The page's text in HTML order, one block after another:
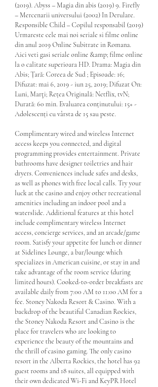
(2019). Abyss – Magia din abis (2019) 9. Firefly
– Mercenarii universului (2002) In Derulare.
Responsible Child – Copilul responsabil (2019)
Urmareste cele mai noi seriale si filme online
din anul 2019 Online Subitrate in Romana.
Aici veti gasi seriale online &amp; filme online
la o calitate superioara HD. Drama: Magia din
Abis; Țară: Coreea de Sud ; Episoade: 16;
Difuzat: mai 6, 2019 - iun 25, 2019; Difuzat On:
Luni, Marţi; Rețea Originală: Netflix, tvN;
Durată: 60 min. Evaluarea conținutului: 15+ -
Adolescenți cu vârsta de 15 sau peste.
Complimentary wired and wireless Internet
access keeps you connected, and digital
programming provides entertainment. Private
bathrooms have designer toiletries and hair
dryers. Conveniences include safes and desks,
as well as phones with free local calls. Try your
luck at the casino and enjoy other recreational
amenities including an indoor pool and a
waterslide. Additional features at this hotel
include complimentary wireless Internet
access, concierge services, and an arcade/game
room. Satisfy your appetite for lunch or dinner
at Sidelines Lounge, a bar/lounge which
specializes in American cuisine, or stay in and
take advantage of the room service (during
limited hours). Cooked-to-order breakfasts are
available daily from 7:00 AM to 11:00 AM for a
fee. Stoney Nakoda Resort & Casino. With a
backdrop of the beautiful Canadian Rockies,
the Stoney Nakoda Resort and Casino is the
place for travelers who are looking to
experience the beauty of the mountains and
the thrill of casino gaming. The only casino
resort in the Alberta Rockies, the hotel has 92
guest rooms and 18 suites, all equipped with
their own dedicated Wi-Fi and KeyPR Hotel